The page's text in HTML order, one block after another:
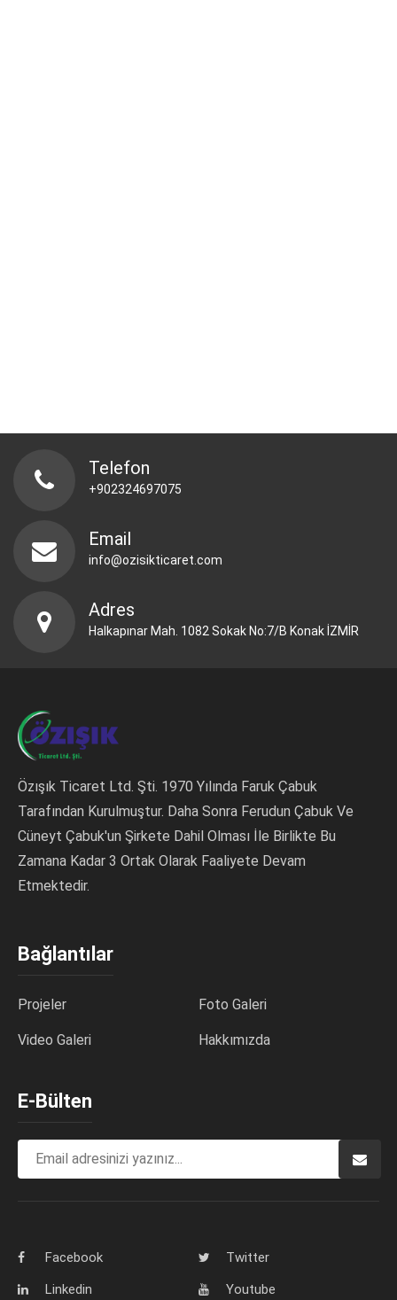
Telefon
+902324697075
Email
info@ozisikticaret.com
Adres
Halkapınar Mah. 1082 Sokak No:7/B Konak İZMİR
Özışık Ticaret Ltd. Şti. 1970 Yılında Faruk Çabuk
Tarafından Kurulmuştur. Daha Sonra Ferudun Çabuk Ve
Cüneyt Çabuk'un Şirkete Dahil Olması İle Birlikte Bu
Zamana Kadar 3 Ortak Olarak Faaliyete Devam
Etmektedir.
Bağlantılar
Projeler Foto Galeri
Video Galeri Hakkımızda
E-Bülten
Facebook
Twitter
Linkedin
Youtube